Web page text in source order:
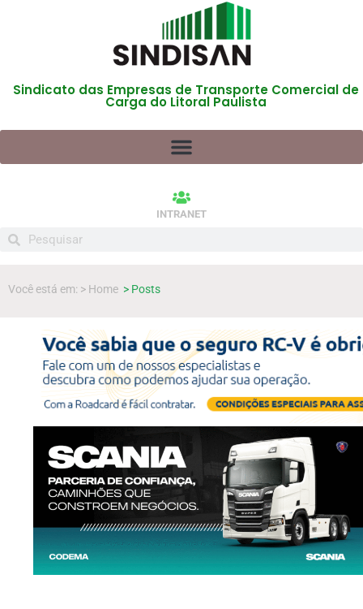
Sindicato das Empresas de Transporte Comercial de
Carga do Litoral Paulista
INTRANET
Você está em: > Home > Posts